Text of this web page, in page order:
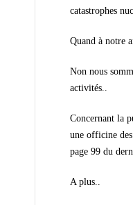
catastrophes
Quand à notre
Non nous
activités..
Concernant la
une officine des services
page 99 du
A plus..